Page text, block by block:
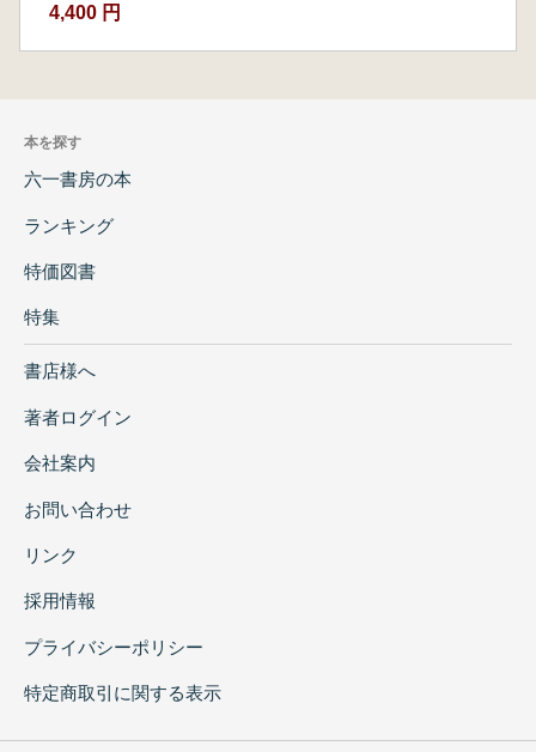
4,400 円
本を探す
六一書房の本
ランキング
特価図書
特集
書店様へ
著者ログイン
会社案内
お問い合わせ
リンク
採用情報
プライバシーポリシー
特定商取引に関する表示